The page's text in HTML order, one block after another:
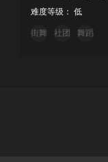
难度等级： 低
街舞 社团 舞蹈